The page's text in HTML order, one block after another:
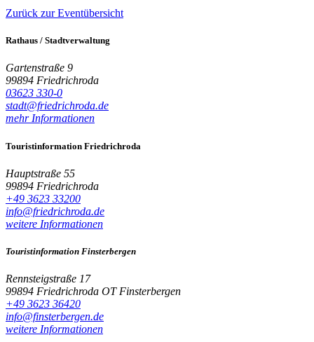
Zurück zur Eventübersicht
Rathaus / Stadtverwaltung
Gartenstraße 9
99894 Friedrichroda
03623 330-0
stadt@friedrichroda.de
mehr Informationen
Touristinformation Friedrichroda
Hauptstraße 55
99894 Friedrichroda
+49 3623 33200
info@friedrichroda.de
weitere Informationen
Touristinformation Finsterbergen
Rennsteigstraße 17
99894 Friedrichroda OT Finsterbergen
+49 3623 36420
info@finsterbergen.de
weitere Informationen